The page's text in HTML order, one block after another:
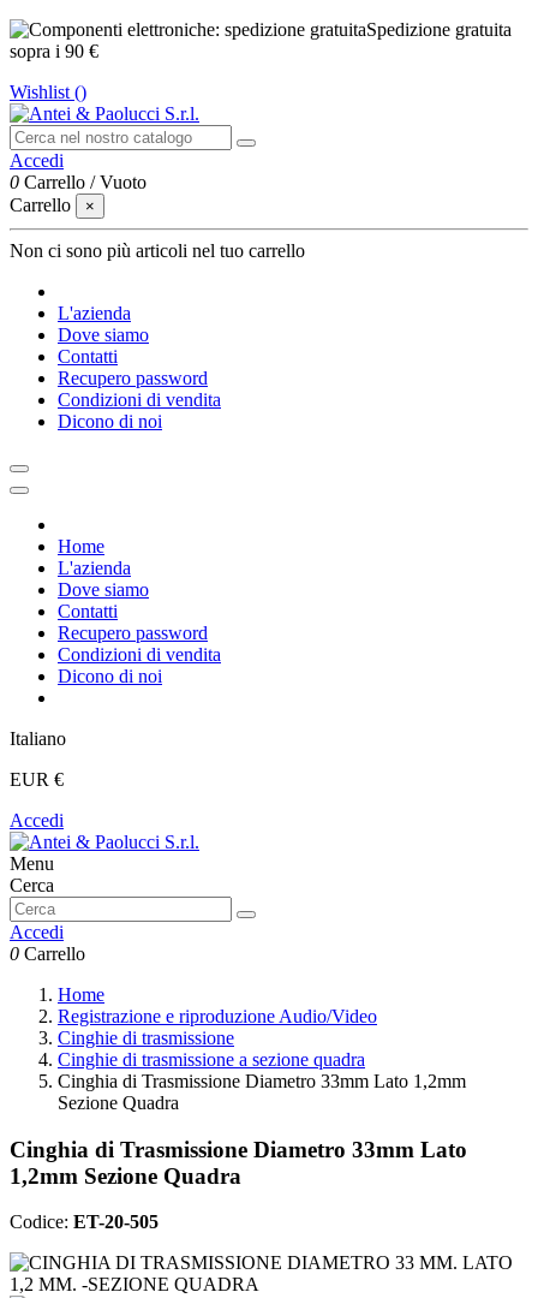
Spedizione gratuita
sopra i 90 €
Wishlist ()
Accedi
0 Carrello /Vuoto
Carrello
×
Non ci sono più articoli nel tuo carrello
L'azienda
Dove siamo
Contatti
Recupero password
Condizioni di vendita
Dicono di noi
Home
L'azienda
Dove siamo
Contatti
Recupero password
Condizioni di vendita
Dicono di noi
Italiano
EUR €
Accedi
Menu
Cerca
Accedi
0 Carrello
Home
Registrazione e riproduzione Audio/Video
Cinghie di trasmissione
Cinghie di trasmissione a sezione quadra
Cinghia di Trasmissione Diametro 33mm Lato 1,2mm
Sezione Quadra
Cinghia di Trasmissione Diametro 33mm Lato
1,2mm Sezione Quadra
Codice: ET-20-505